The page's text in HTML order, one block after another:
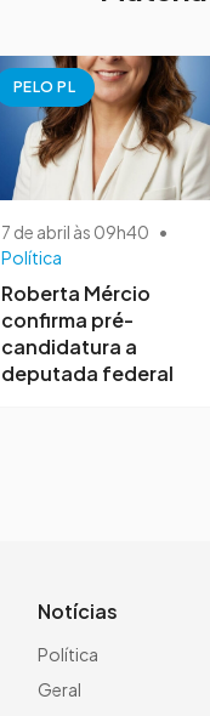
PELO PL
7 de abril às 09h40 •
Política
Roberta Mércio
confirma pré-
candidatura a
deputada federal
Notícias
Política
Geral